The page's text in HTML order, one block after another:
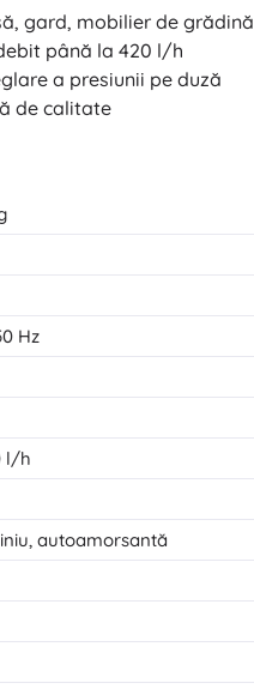
gard, mobilier de grădină
până la 420 l/h
a presiunii pe duză
de calitate
Hz
l/h
autoamorsantă